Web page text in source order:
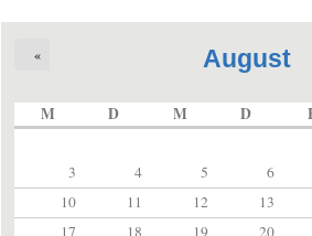
August
«
M D M D
3
4 5 6
10
11 12 13
17
18 19 20